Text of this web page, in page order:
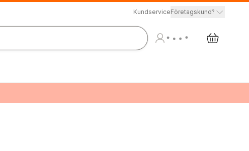
KundserviceFöretagskund?